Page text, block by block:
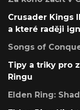
Crusader Kings
a které raději
Songs of
Tipy a triky pro
Ringu
Elden Ring: